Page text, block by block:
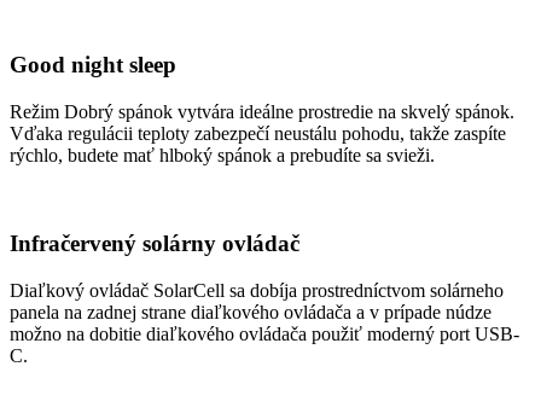
Good night sleep
Režim Dobrý spánok vytvára ideálne prostredie na skvelý spánok.
Vďaka regulácii teploty zabezpečí neustálu pohodu, takže zaspíte
rýchlo, budete mať hlboký spánok a prebudíte sa svieži.
Infračervený solárny ovládač
Diaľkový ovládač SolarCell sa dobíja prostredníctvom solárneho
panela na zadnej strane diaľkového ovládača a v prípade núdze
možno na dobitie diaľkového ovládača použiť moderný port USB-
C.